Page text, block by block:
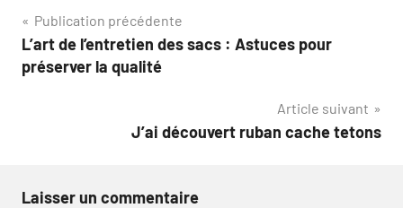
Navigation
de
Publication précédente
L’art de l’entretien des sacs : Astuces pour
préserver la qualité
Article suivant
J’ai découvert ruban cache tetons
Laisser un commentaire